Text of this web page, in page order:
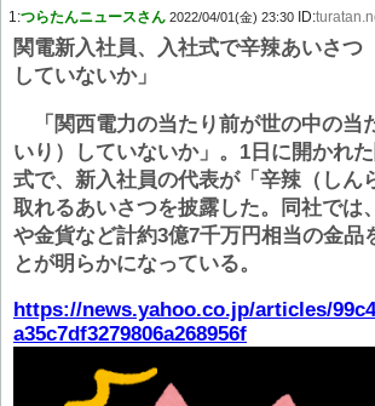
1:つらたんニュースさん 2022/04/01(金) 23:30 ID:
関電新入社員、入社式で辛辣あいさ
していないか」
「関西電力の当たり前が世の中の当
いり）していないか」。1日に開かれ
式で、新入社員の代表が「辛辣（しん
取れるあいさつを披露した。同社では
や金貨など計約3億7千万円相当の金品
とが明らかになっている。
https://news.yahoo.co.jp/articles/
a35c7df3279806a268956f